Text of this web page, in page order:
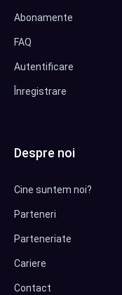
Abonamente
FAQ
Autentificare
Înregistrare
Despre noi
Cine suntem noi?
Parteneri
Parteneriate
Cariere
Contact